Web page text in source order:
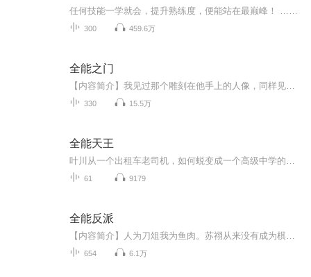
300 459.6万
全能之门
330 15.5万
全能天王
61 9179
全能反派
654 6.1万